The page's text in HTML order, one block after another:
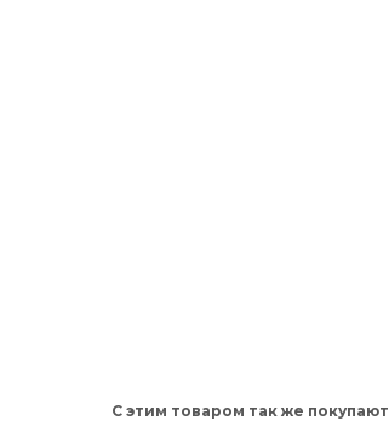
С этим товаром так же покупают